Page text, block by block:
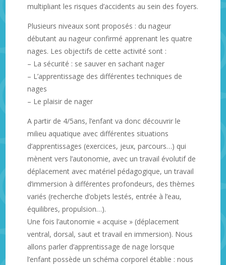
multipliant les risques d’accidents au sein des foyers.
Plusieurs niveaux sont proposés : du nageur
débutant au nageur confirmé apprenant les quatre
nages. Les objectifs de cette activité sont :
– La sécurité : se sauver en sachant nager
– L’apprentissage des différentes techniques de
nages
– Le plaisir de nager
A partir de 4/5ans, l’enfant va donc découvrir le
milieu aquatique avec différentes situations
d’apprentissages (exercices, jeux, parcours…) qui
mènent vers l’autonomie, avec un travail évolutif de
déplacement avec matériel pédagogique, un travail
d’immersion à différentes profondeurs, des thèmes
variés (recherche d’objets lestés, entrée à l’eau,
équilibres, propulsion…).
Une fois l’autonomie « acquise » (déplacement
ventral, dorsal, saut et travail en immersion). Nous
allons parler d’apprentissage de nage lorsque
l’enfant possède un schéma corporel établie : nous